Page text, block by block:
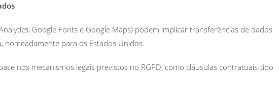
Google Fonts e Google Maps) podem implicar transferências de dados
nomeadamente para os Estados Unidos.
nos mecanismos legais previstos no RGPD, como cláusulas contratuais-tipo